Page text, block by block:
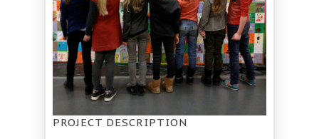
PROJECT DESCRIPTION